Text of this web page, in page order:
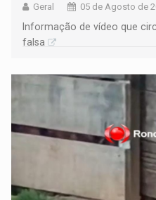
Geral 05 de Agosto de
Informação de vídeo que
falsa